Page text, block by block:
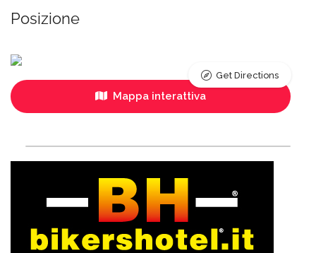
Posizione
Mappa interattiva
Get Directions